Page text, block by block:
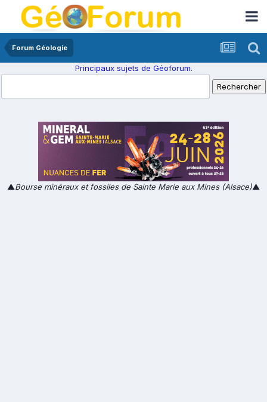
Forum Géologie
Principaux sujets de Géoforum.
▲Bourse minéraux et fossiles de Sainte Marie aux Mines (Alsace)▲